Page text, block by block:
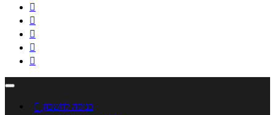





 כניסה לחשבון